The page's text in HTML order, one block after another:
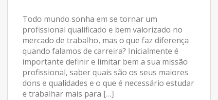
Todo mundo sonha em se tornar um
profissional qualificado e bem valorizado no
mercado de trabalho, mas o que faz diferença
quando falamos de carreira? Inicialmente é
importante definir e limitar bem a sua missão
profissional, saber quais são os seus maiores
dons e qualidades e o que é necessário estudar
e trabalhar mais para […]